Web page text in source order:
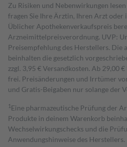
Zu Risiken und Nebenwirkungen
fragen Sie Ihre Ärztin, Ihren Arzt oder
Üblicher Apothekenverkaufspreis
Arzneimittelpreisverordnung. UVP:
Preisempfehlung des Herstellers. Die
beinhalten die gesetzlich
zzgl. 3,95 € Versandkosten. Ab 29,00
frei. Preisänderungen und Irrtümer
und Gratis-Beigaben nur solange der
1 Eine pharmazeutische Prüfung der
Produkte in deinem Warenkorb
Wechselwirkungschecks und die
Anwendungshinweise des Herstellers.